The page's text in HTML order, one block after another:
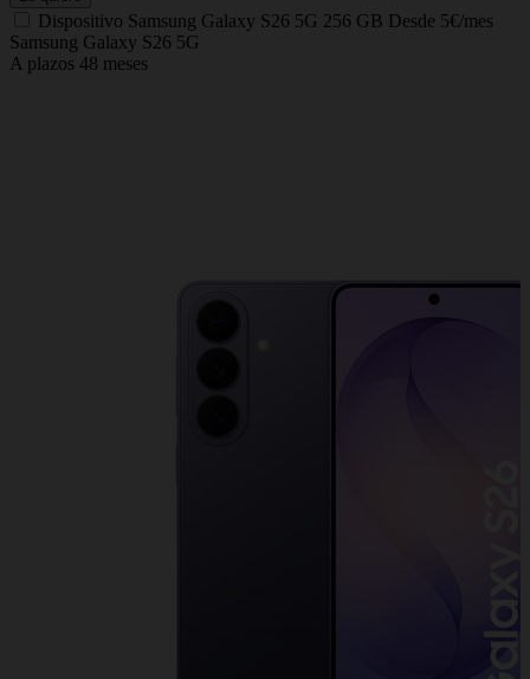
Dispositivo Samsung Galaxy S26 5G 256 GB Desde 5€/mes
Samsung Galaxy S26 5G
A plazos 48 meses